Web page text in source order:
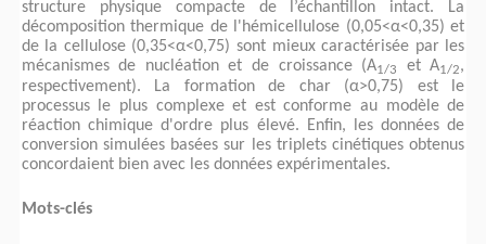
structure physique compacte de l’échantillon intact. La
décomposition thermique de l'hémicellulose (0,05<α<0,35) et
de la cellulose (0,35<α<0,75) sont mieux caractérisée par les
mécanismes de nucléation et de croissance (A1/3 et A1/2,
respectivement). La formation de char (α>0,75) est le
processus le plus complexe et est conforme au modèle de
réaction chimique d'ordre plus élevé. Enfin, les données de
conversion simulées basées sur les triplets cinétiques obtenus
concordaient bien avec les données expérimentales.
Mots-clés